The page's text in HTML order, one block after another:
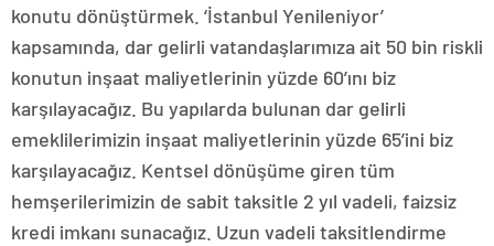
konutu dönüştürmek. ‘İstanbul Yenileniyor’
kapsamında, dar gelirli vatandaşlarımıza ait 50 bin riskli
konutun inşaat maliyetlerinin yüzde 60’ını biz
karşılayacağız. Bu yapılarda bulunan dar gelirli
emeklilerimizin inşaat maliyetlerinin yüzde 65’ini biz
karşılayacağız. Kentsel dönüşüme giren tüm
hemşerilerimizin de sabit taksitle 2 yıl vadeli, faizsiz
kredi imkanı sunacağız. Uzun vadeli taksitlendirme